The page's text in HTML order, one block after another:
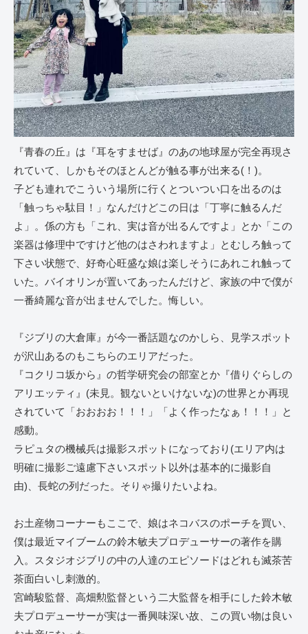
『青春の丘』は『耳をすませば』のあの地球屋が完全再現さ
れていて、しかもそのほとんどが触る事が出来る(！)。
子ども連れでこういう場所に行くとついつい口を出るのは
「触っちゃ駄目！」なんだけどこの日は「丁寧に触るんだ
よ」。係の方も「これ、実は音が出るんですよ」とか「この
楽器は修理中ですけど他のはさわれますよ」とむしろ触って
下さい状態で、好奇心旺盛な娘は楽しそうにあれこれ触って
いた。バイオリンが置いてあったんだけど、家族の中で僕が
一番綺麗な音が出ませんでした。悔しい。
『ジブリの大倉庫』が今一番話題なのかしら、見学スポット
が沢山あるのもこちらのエリアだった。
『コクリコ坂から』の哲学研究会の部室とか『借りぐらしの
アリエッティ』(未見。観ないといけないな)の世界とか再現
されていて「おおおお！！！」「よく作ったなぁ！！！」と
感動。
ラピュタの機械兵は撮影スポットになっており(エリア内は
明確に撮影ご遠慮下さいスポット以外は基本的に撮影自
由)、長蛇の列だった。そりゃ撮りたいよね。
お土産物コーナーもここで、娘はネコバスのポーチを買い、
僕は最近マイブームの鈴木敏夫プロデューサーの著作を購
入。スタジオジブリの中の人達のエピソードはどれも滅茶苦
茶面白いし刺激的。
宮崎駿監督、高畑勲監督という二大監督を相手にした鈴木敏
夫プロデューサーが実は一番興味深い故、この買い物は良い